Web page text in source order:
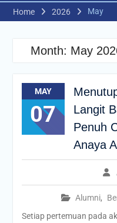
Home 2026 May
Month: May
MAY
07
Langit
Penuh
Anaya
Alumni,
Setiap pertemuan pada